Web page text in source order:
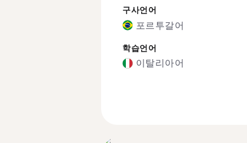
구사언어
포르투갈어
학습언어
이탈리아어